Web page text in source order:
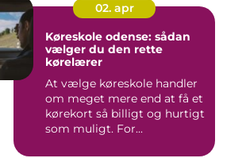
02. apr
Køreskole odense: sådan
vælger du den rette
kørelærer
At vælge køreskole handler
om meget mere end at få et
kørekort så billigt og hurtigt
som muligt. For...